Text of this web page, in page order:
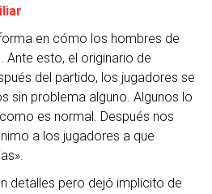
en cómo los hombres de
Ante esto, el originario de
del partido, los jugadores se
sin problema alguno. Algunos lo
es normal. Después nos
a los jugadores a que
detalles pero dejó implícito de